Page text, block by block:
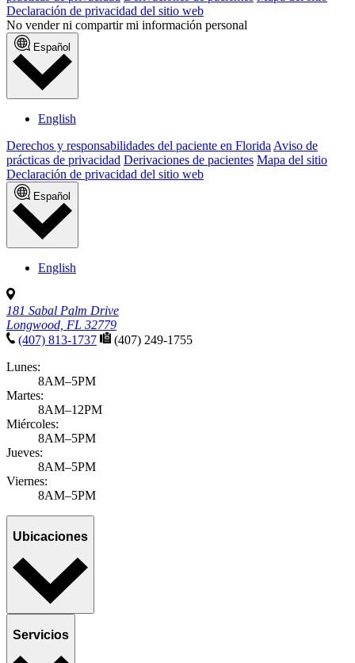
Declaración de privacidad del sitio web
No vender ni compartir mi información personal
Español
English
Derechos y responsabilidades del paciente en Florida Aviso de
prácticas de privacidad Derivaciones de pacientes Mapa del sitio
Declaración de privacidad del sitio web
Español
English
181 Sabal Palm Drive
Longwood, FL 32779
(407) 813-1737
(407) 249-1755
Lunes:
8AM–5PM
Martes:
8AM–12PM
Miércoles:
8AM–5PM
Jueves:
8AM–5PM
Viernes:
8AM–5PM
Ubicaciones
Servicios